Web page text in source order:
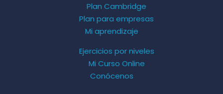
Plan Cambridge
Plan para empresas
Mi aprendizaje
Ejercicios por niveles
Mi Curso Online
Conócenos